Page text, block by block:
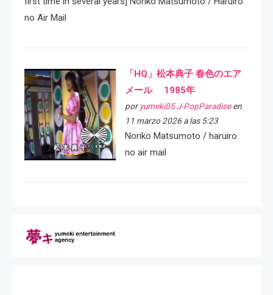
no Air Mail
「HQ」松本典子 春色のエア
メール 1985年
por yumeki05 J-PopParadiseen
11 marzo 2026 a las 5:23
Noriko Matsumoto / haruiro
no air mail